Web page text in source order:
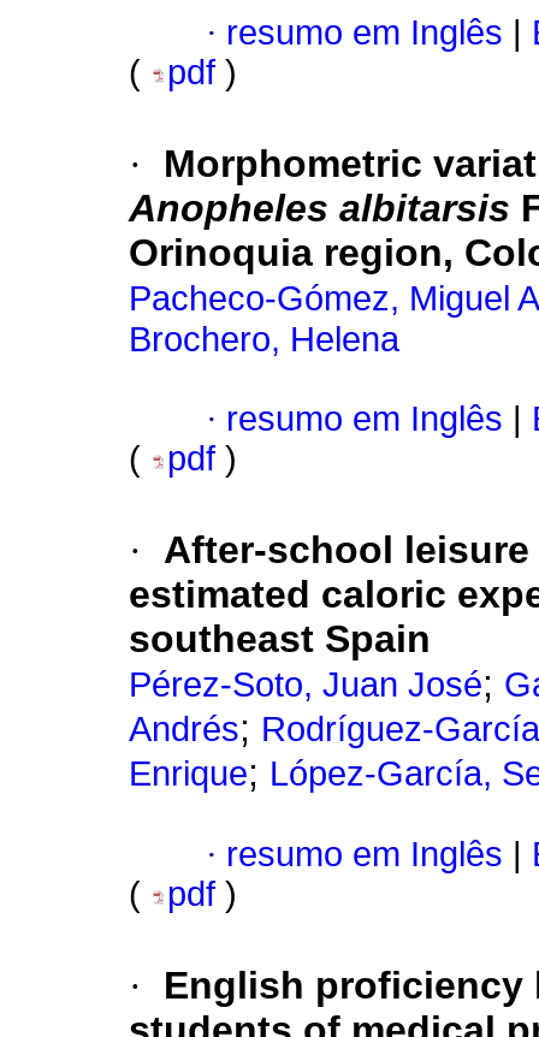
· resumo em Inglês
(
pdf )
·
Morphometric
Anopheles albitarsis
Orinoquia region,
Pacheco-Gómez, Miguel
Brochero, Helena
· resumo em Inglês
(
pdf )
·
After-school
estimated caloric
southeast Spain
Pérez-Soto, Juan José;
Andrés; Rodríguez-
Enrique; López-García,
· resumo em Inglês
(
pdf )
·
English proficiency